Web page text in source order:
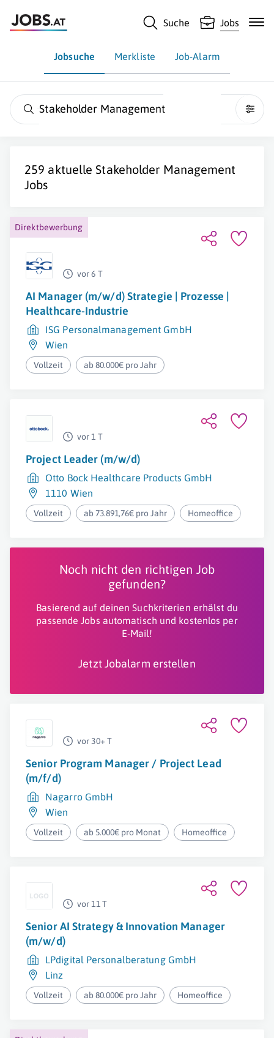
Suche Jobs
Jobsuche Merkliste Job-Alarm
Stakeholder Management
259 aktuelleStakeholder Management
Jobs
Direktbewerbung
vor 6 T
AI Manager (m/w/d) Strategie | Prozesse |
Healthcare-Industrie
ISG Personalmanagement GmbH
Wien
Vollzeit ab 80.000€ pro Jahr
vor 1 T
Project Leader (m/w/d)
Otto Bock Healthcare Products GmbH
1110 Wien
Vollzeit ab 73.891,76€ pro Jahr Homeoffice
Noch nicht den richtigen Job
gefunden?
Basierend auf deinen Suchkriterien erhälst du
passende Jobs automatisch und kostenlos per
E-Mail!
Jetzt Jobalarm erstellen
vor 30+ T
Senior Program Manager / Project Lead
(m/f/d)
Nagarro GmbH
Wien
Vollzeit ab 5.000€ pro Monat Homeoffice
vor 11 T
Senior AI Strategy & Innovation Manager
(m/w/d)
LPdigital Personalberatung GmbH
Linz
Vollzeit ab 80.000€ pro Jahr Homeoffice